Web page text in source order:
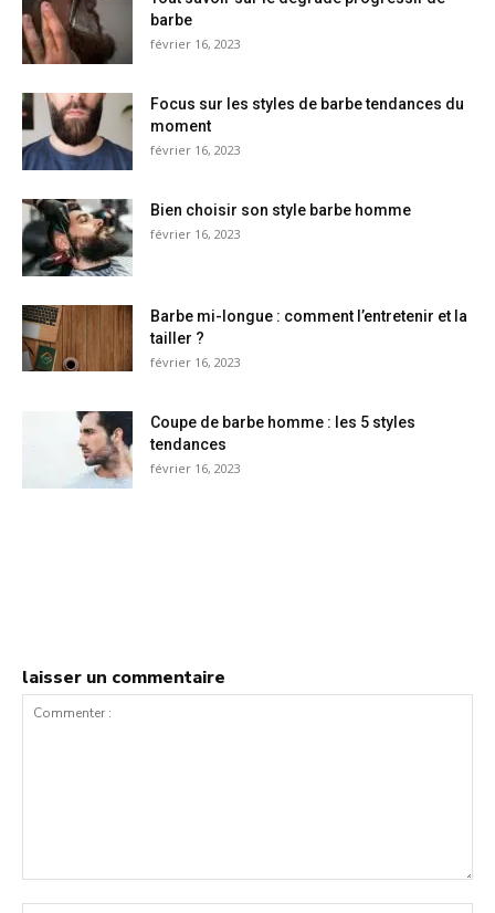
barbe
février 16, 2023
Focus sur les styles de barbe tendances du
moment
février 16, 2023
Bien choisir son style barbe homme
février 16, 2023
Barbe mi-longue : comment l’entretenir et la
tailler ?
février 16, 2023
Coupe de barbe homme : les 5 styles
tendances
février 16, 2023
laisser un commentaire